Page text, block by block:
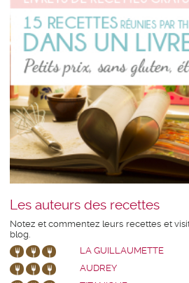
Les auteurs des recettes
Notez et commentez leurs recettes et
blog.
LA GUILLAUMETTE
AUDREY